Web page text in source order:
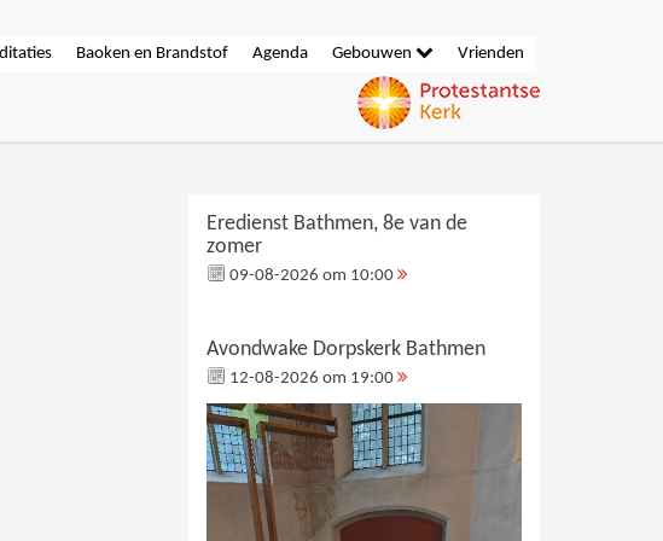
Baoken en Brandstof Agenda Gebouwen Vrienden
Eredienst Bathmen, 8e van de
zomer
09-08-2026 om 10:00
Avondwake Dorpskerk Bathmen
12-08-2026 om 19:00